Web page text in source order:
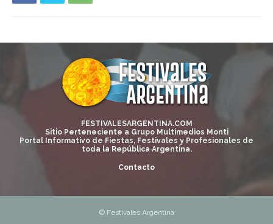
FESTIVALESARGENTINA.COM
Sitio Perteneciente a Grupo Multimedios Monti
Portal Informativo de Fiestas, Festivales y Profesionales de
toda la República Argentina.
Contacto
© Festivales Argentina